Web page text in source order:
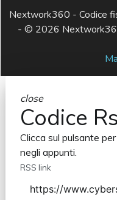
Nextwork360 - Codice
- © 2026
close
Codice
Clicca sul pulsante
negli appunti.
RSS link